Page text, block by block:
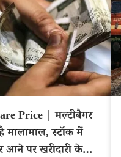
Price | मल्टीबैगर
मालामाल, स्टॉक में
आने पर खरीदारी के